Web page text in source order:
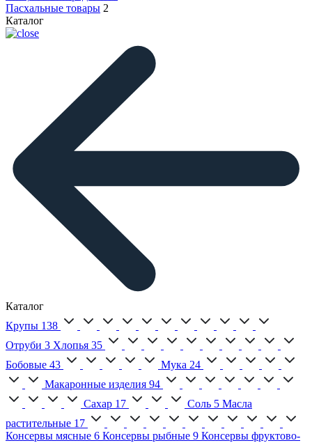
Пасхальные товары 2
Каталог
Каталог
Крупы 138
Отруби 3 Хлопья 35
Бобовые 43 Мука 24
Макаронные изделия 94
Сахар 17 Соль 5 Масла
растительные 17
Консервы мясные 6 Консервы рыбные 9 Консервы фруктово-